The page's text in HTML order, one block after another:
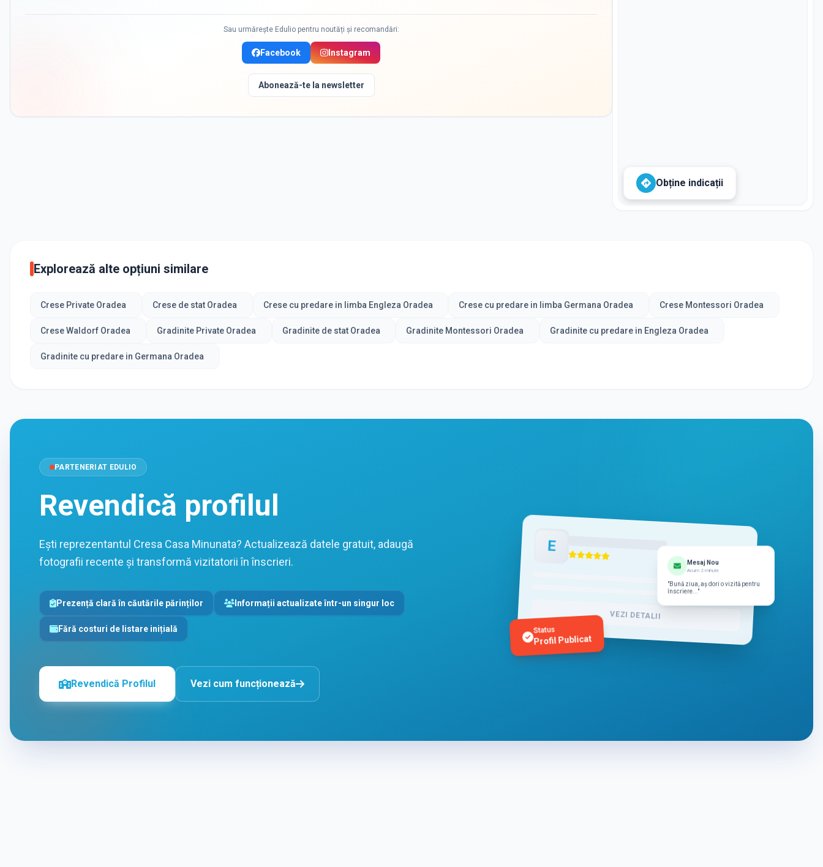
Sau urmărește Edulio pentru noutăți și recomandări:
Facebook Instagram
Abonează-te la newsletter
Obține indicații
Explorează alte opțiuni similare
Crese Private Oradea Crese de stat Oradea Crese cu predare in limba Engleza Oradea Crese cu predare in limba Germana Oradea Crese Montessori Oradea
Crese Waldorf Oradea Gradinite Private Oradea Gradinite de stat Oradea Gradinite Montessori Oradea Gradinite cu predare in Engleza Oradea
Gradinite cu predare in Germana Oradea
PARTENERIAT EDULIO
Revendică profilul
Ești reprezentantul Cresa Casa Minunata? Actualizează datele gratuit, adaugă
fotografii recente și transformă vizitatorii în înscrieri.
Prezență clară în căutările părinților Informații actualizate într-un singur loc
Fără costuri de listare inițială
Revendică Profilul Vezi cum funcționează
E
VEZI DETALII
Acum 2 minute
"Bună ziua, aș dori o vizită pentru
înscriere..."
Status
Profil Publicat